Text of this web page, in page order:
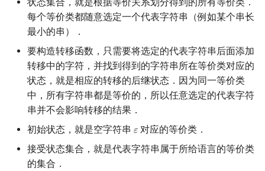
每个等价类都随意选定一个代表字符串（例如某个串长
最小的串）．
要构造转移函数，只需要将选定的代表字符串后面添加
转移中的字符，并找到得到的字符串所在等价类对应的
状态，就是相应的转移的后继状态．因为同一等价类
中，所有字符串都是等价的，所以任意选定的代表字符
串并不会影响转移的结果．
初始状态，就是空字符串 𝜀
ε 对应的等价类．
接受状态集合，就是代表字符串属于所给语言的等价类
的集合．